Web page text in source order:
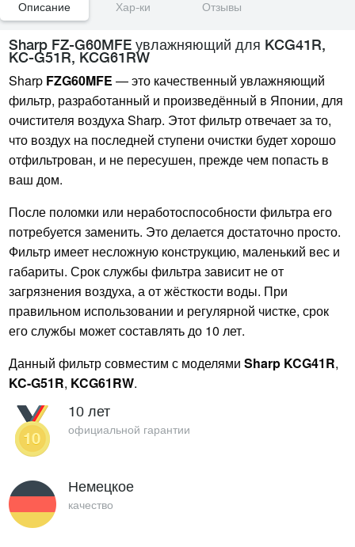
Описание Хар-ки Отзывы
Sharp FZ-G60MFE увлажняющий для KCG41R,
KC-G51R, KCG61RW
Sharp FZG60MFE — это качественный увлажняющий
фильтр, разработанный и произведённый в Японии, для
очистителя воздуха Sharp. Этот фильтр отвечает за то,
что воздух на последней ступени очистки будет хорошо
отфильтрован, и не пересушен, прежде чем попасть в
ваш дом.
После поломки или неработоспособности фильтра его
потребуется заменить. Это делается достаточно просто.
Фильтр имеет несложную конструкцию, маленький вес и
габариты. Срок службы фильтра зависит не от
загрязнения воздуха, а от жёсткости воды. При
правильном использовании и регулярной чистке, срок
его службы может составлять до 10 лет.
Данный фильтр совместим с моделямиSharp KCG41R,
KC-G51R, KCG61RW.
10 лет
официальной гарантии
Немецкое
качество